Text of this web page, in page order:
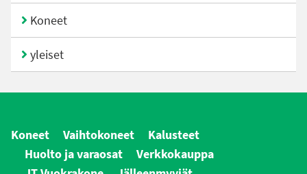
Koneet
yleiset
Koneet Vaihtokoneet
Kalusteet
Huolto ja varaosat
Verkkokauppa